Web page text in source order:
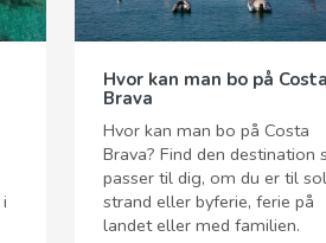
Hvor kan man bo på
Brava
Hvor kan man bo på Costa
Brava? Find den destination
passer til dig, om du er til
strand eller byferie, ferie på
landet eller med familien.